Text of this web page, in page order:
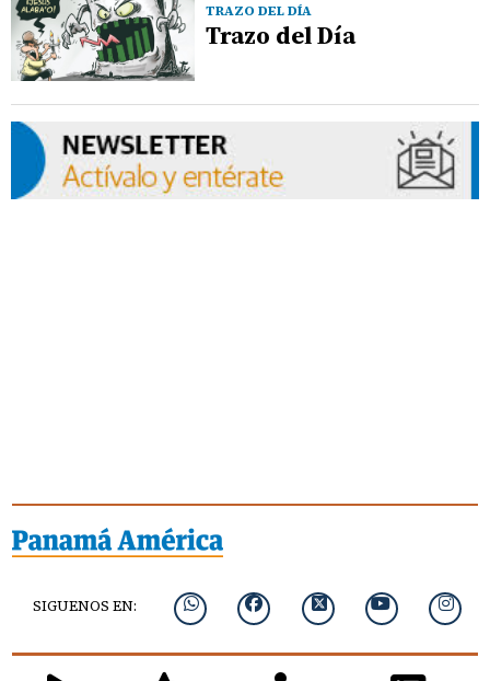
TRAZO DEL DÍA
Trazo del Día
SIGUENOS EN: